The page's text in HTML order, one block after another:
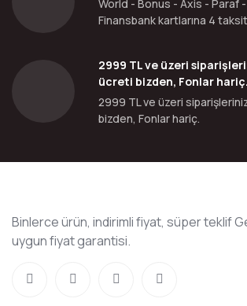
World - Bonus - Axis - Paraf
Finansbank kartlarına 4 taksit
2999 TL ve üzeri
ücreti bizden, Fonlar hariç.
2999 TL ve üzeri
bizden, Fonlar hariç.
Binlerce ürün, indirimli fiyat, süper teklif
uygun fiyat garantisi.